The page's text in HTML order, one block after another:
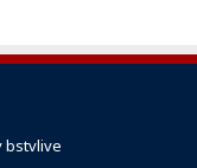
bstvlive